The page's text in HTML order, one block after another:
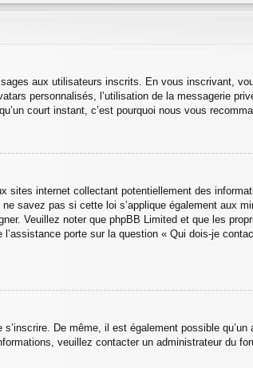
aux utilisateurs inscrits. En vous inscrivant,
personnalisés, l’utilisation de la messagerie
court instant, c’est pourquoi nous vous
sites internet collectant potentiellement des
savez pas si cette loi s’applique également aux
Veuillez noter que phpBB Limited et que les
porte sur la question « Qui dois-je
De même, il est également possible qu’un
veuillez contacter un administrateur du